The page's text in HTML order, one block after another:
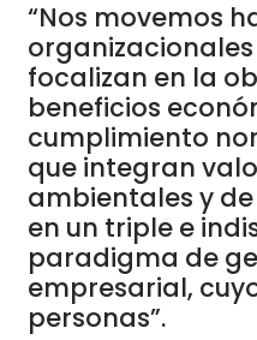
“Nos movemos
organizacionales
focalizan en la
beneficios
cumplimiento
que integran
ambientales y
en un triple e
paradigma de
empresarial,
personas”.